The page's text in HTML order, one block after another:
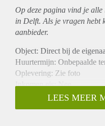
Op deze pagina vind je
in Delft. Als je vragen hebt
aanbieder.
Object: Direct bij de
Huurtermijn: Onbepaalde
Oplevering: Zie foto
Inkomen eis: Nee
Garantiestelling mogelijk:
Borg: 1 Maand
LEES MEER